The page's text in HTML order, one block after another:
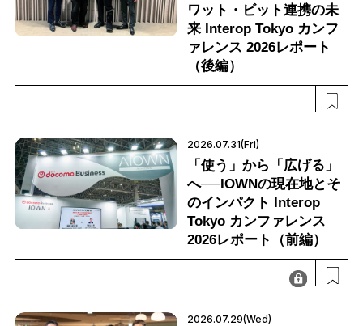
ワット・ビット連携の未
来 Interop Tokyo カンフ
ァレンス 2026レポート
（後編）
2026.07.31(Fri)
「使う」から「広げる」
へ──IOWNの現在地とそ
のインパクト Interop
Tokyo カンファレンス
2026レポート（前編）
2026.07.29(Wed)